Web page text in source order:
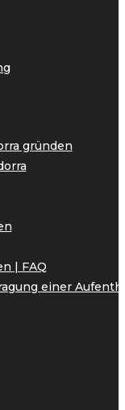
gründen
| FAQ
einer